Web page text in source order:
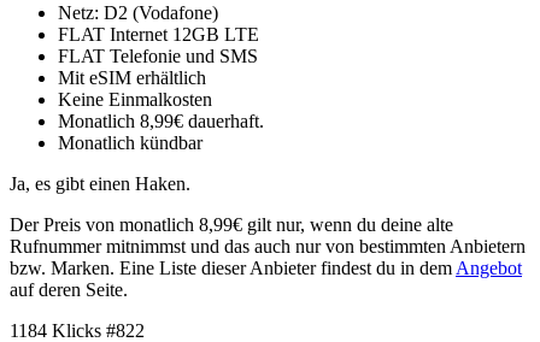
Netz: D2 (Vodafone)
FLAT Internet 12GB LTE
FLAT Telefonie und SMS
Mit eSIM erhältlich
Keine Einmalkosten
Monatlich 8,99€ dauerhaft.
Monatlich kündbar
Ja, es gibt einen Haken.
Der Preis von monatlich 8,99€ gilt nur, wenn du deine alte
Rufnummer mitnimmst und das auch nur von bestimmten Anbietern
bzw. Marken. Eine Liste dieser Anbieter findest du in dem Angebot
auf deren Seite.
1184 Klicks #822